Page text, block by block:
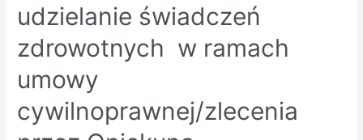
udzielanie świadczeń
zdrowotnych w ramach
umowy
cywilnoprawnej/zlecenia